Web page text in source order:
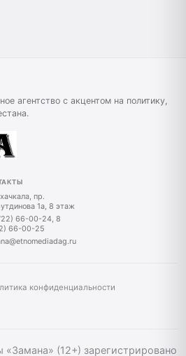
агентство с акцентом на политику,
пр.
1а, 8 этаж
66-00-24, 8
66-00-25
конфиденциальности
«Замана» (12+) зарегистрировано